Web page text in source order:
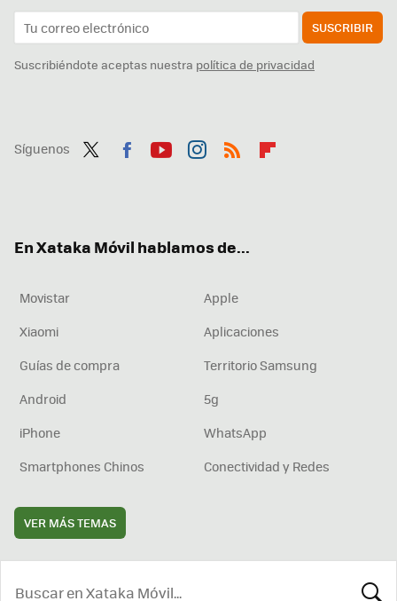
SUSCRIBIR
Suscribiéndote aceptas nuestra política de privacidad
Síguenos
En Xataka Móvil hablamos de...
Movistar
Apple
Xiaomi
Aplicaciones
Guías de compra
Territorio Samsung
Android
5g
iPhone
WhatsApp
Smartphones Chinos
Conectividad y Redes
VER MÁS TEMAS